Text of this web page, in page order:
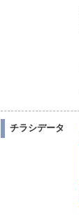
チラシデータ